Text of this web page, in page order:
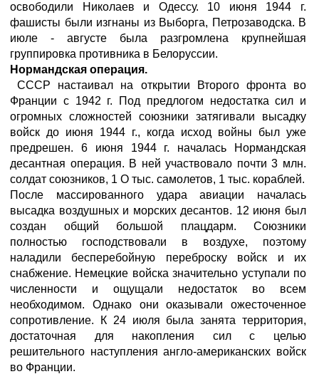
освободили Николаев и Одессу. 10 июня 1944 г.
фашисты были изгнаны из Выборга, Петрозаводска. В
июле - августе была разгромлена крупнейшая
группировка противника в Белоруссии.
Нормандская операция.
СССР настаивал на открытии Второго фронта во
Франции с 1942 г. Под предлогом недостатка сил и
огромных сложностей союзники затягивали высадку
войск до июня 1944 г., когда исход войны был уже
предрешен. 6 июня 1944 г. началась Нормандская
десантная операция. В ней участвовало почти 3 млн.
солдат союзников, 1 О тыс. самолетов, 1 тыс. кораблей.
После массированного удара авиации началась
высадка воздушных и морских десантов. 12 июня был
создан общий большой плацдарм. Союзники
полностью господствовали в воздухе, поэтому
наладили бесперебойную переброску войск и их
снабжение. Немецкие войска значительно уступали по
численности и ощущали недостаток во всем
необходимом. Однако они оказывали ожесточенное
сопротивление. К 24 июля была занята территория,
достаточная для накопления сил с целью
решительного наступления англо-американских войск
во Франции.